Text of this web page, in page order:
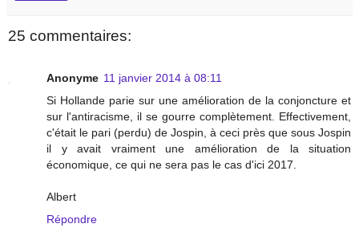
25 commentaires:
Anonyme 11 janvier 2014 à 08:11
Si Hollande parie sur une amélioration de la conjoncture et
sur l'antiracisme, il se gourre complètement. Effectivement,
c'était le pari (perdu) de Jospin, à ceci près que sous Jospin
il y avait vraiment une amélioration de la situation
économique, ce qui ne sera pas le cas d'ici 2017.
Albert
Répondre